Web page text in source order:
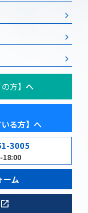
方】 へ
いる方】へ
3005
18:00
ーム
open_in_new